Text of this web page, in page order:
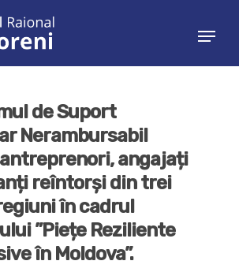
de Suport
Nerambursabil
angajați
reîntorși din trei
în cadrul
”Piețe Reziliente
în Moldova”.